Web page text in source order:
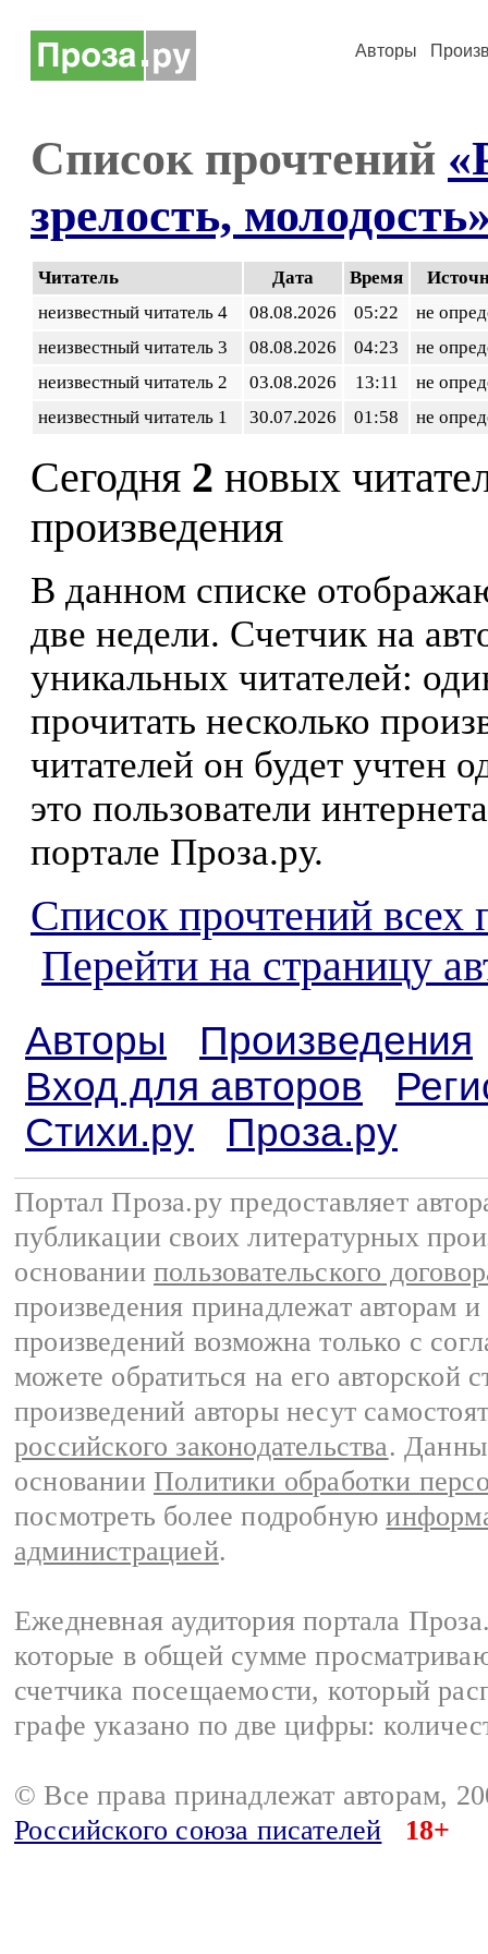
Авторы
Список прочтений
зрелость,
Читатель Дата Время
неизвестный читатель 4
08.08.2026 05:22
не
неизвестный читатель 3
08.08.2026 04:23
не
неизвестный читатель 2
03.08.2026 13:11
не
неизвестный читатель 1
30.07.2026 01:58 не
Сегодня 2 новых
произведения
В данном списке
две недели. Счетчик на
уникальных читателей:
прочитать несколько
читателей он будет учтен
это пользователи
портале Проза.ру.
Список прочтений всех
Перейти на страницу
Авторы
Произведения
Вход для авторов
Стихи.ру
Проза.ру
Портал Проза.ру предоставляет
публикации своих литературных
основании пользовательского
произведения принадлежат авторам
произведений возможна только с
можете обратиться на его авторской
произведений авторы несут
российского законодательства.
основании Политики обработки
посмотреть более подробную
администрацией.
Ежедневная аудитория портала
которые в общей сумме
счетчика посещаемости, который
графе указано по две цифры:
© Все права принадлежат авторам,
Российского союза писателей
18+